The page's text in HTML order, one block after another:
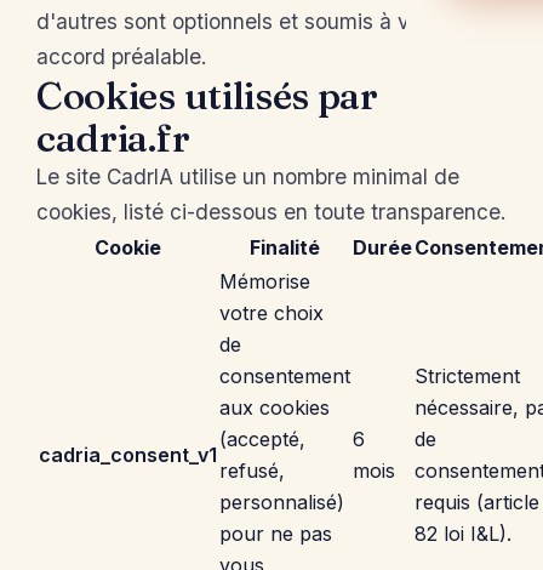
d'autres sont optionnels et soumis à votre
accord préalable.
Cookies utilisés par
cadria.fr
Le site CadrIA utilise un nombre minimal de
cookies, listé ci-dessous en toute transparence.
Cookie Finalité Durée
cadria_consent_v1
Mémorise
votre choix
de
consentement
aux cookies
(accepté,
refusé,
personnalisé)
pour ne pas
vous
6
mois
Strictement
nécessaire,
de
requis (article
82 loi I&L).